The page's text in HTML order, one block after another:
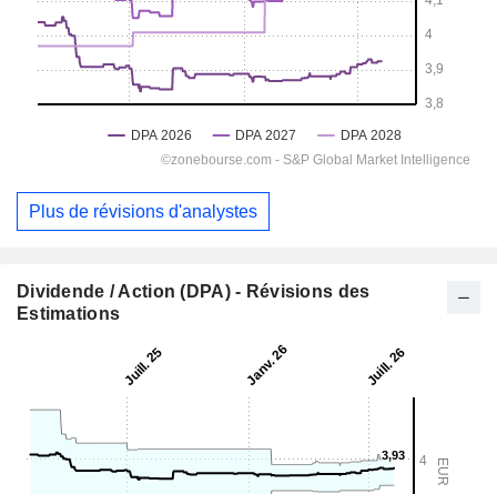
Plus de révisions d'analystes
Dividende / Action (DPA) - Révisions des
Estimations